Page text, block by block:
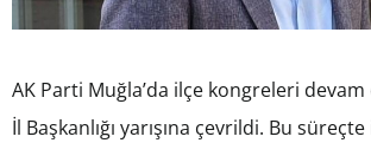
AK Parti Muğla’da ilçe kongreleri
İl Başkanlığı yarışına çevrildi. Bu süreçte